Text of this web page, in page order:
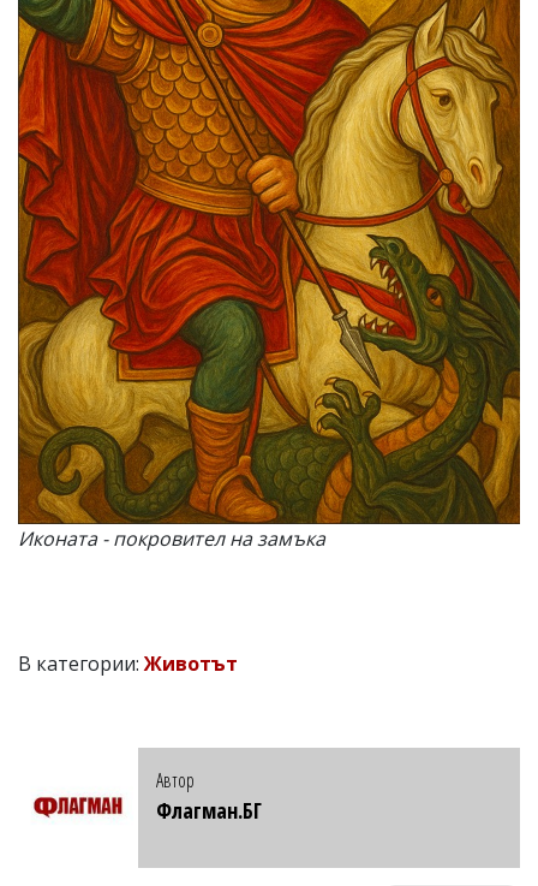
Иконата - покровител на замъка
В категории:Животът
Автор
Флагман.БГ